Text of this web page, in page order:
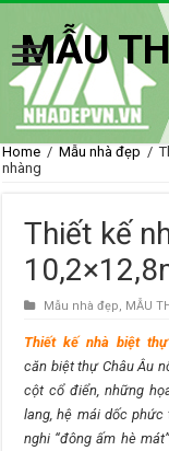
MẪU
Home / Mẫu nhà đẹp /
nhàng
Thiết kế
Mẫu nhà đẹp, MẪU
Thiết kế nhà biệt thự
căn biệt thự Châu Âu
cột cổ điển, những
lang, hệ mái dốc
nghi
đông ấm hè mát